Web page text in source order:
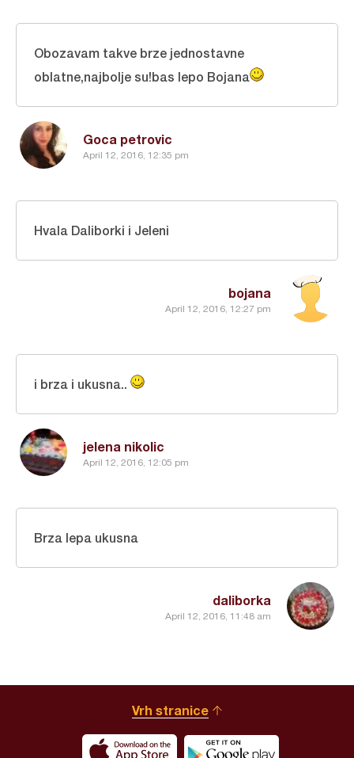
Goca petrovic
April 12, 2016, 12:35 pm
Obozavam takve brze jednostavne
oblatne,najbolje su!bas lepo Bojana
bojana
April 12, 2016, 12:27 pm
Hvala Daliborki i Jeleni
jelena nikolic
April 12, 2016, 12:05 pm
i brza i ukusna..
daliborka
April 12, 2016, 11:48 am
Brza lepa ukusna
Vrh stranice